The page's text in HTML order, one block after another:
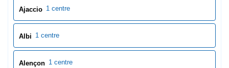
Ajaccio 1 centre
Albi 1 centre
Alençon 1 centre